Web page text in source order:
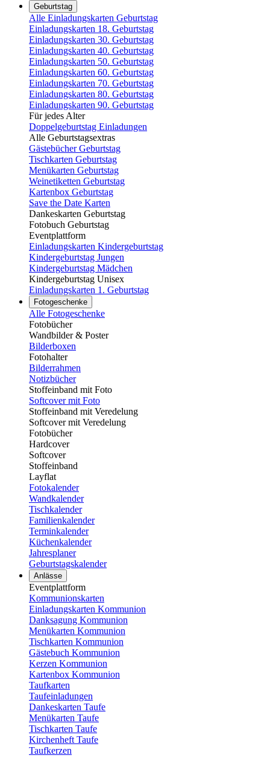
Geburtstag
Alle Einladungskarten Geburtstag
Einladungskarten 18. Geburtstag
Einladungskarten 30. Geburtstag
Einladungskarten 40. Geburtstag
Einladungskarten 50. Geburtstag
Einladungskarten 60. Geburtstag
Einladungskarten 70. Geburtstag
Einladungskarten 80. Geburtstag
Einladungskarten 90. Geburtstag
Für jedes Alter
Doppelgeburtstag Einladungen
Alle Geburtstagsextras
Gästebücher Geburtstag
Tischkarten Geburtstag
Menükarten Geburtstag
Weinetiketten Geburtstag
Kartenbox Geburtstag
Save the Date Karten
Dankeskarten Geburtstag
Fotobuch Geburtstag
Eventplattform
Einladungskarten Kindergeburtstag
Kindergeburtstag Jungen
Kindergeburtstag Mädchen
Kindergeburtstag Unisex
Einladungskarten 1. Geburtstag
Fotogeschenke
Alle Fotogeschenke
Fotobücher
Wandbilder & Poster
Bilderboxen
Fotohalter
Bilderrahmen
Notizbücher
Stoffeinband mit Foto
Softcover mit Foto
Stoffeinband mit Veredelung
Softcover mit Veredelung
Fotobücher
Hardcover
Softcover
Stoffeinband
Layflat
Fotokalender
Wandkalender
Tischkalender
Familienkalender
Terminkalender
Küchenkalender
Jahresplaner
Geburtstagskalender
Anlässe
Eventplattform
Kommunionskarten
Einladungskarten Kommunion
Danksagung Kommunion
Menükarten Kommunion
Tischkarten Kommunion
Gästebuch Kommunion
Kerzen Kommunion
Kartenbox Kommunion
Taufkarten
Taufeinladungen
Dankeskarten Taufe
Menükarten Taufe
Tischkarten Taufe
Kirchenheft Taufe
Taufkerzen